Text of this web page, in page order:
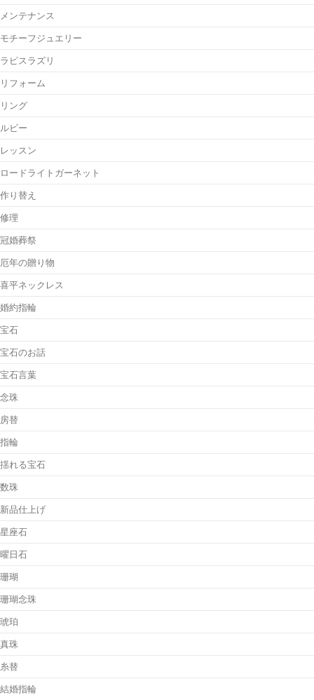
メンテナンス
モチーフジュエリー
ラピスラズリ
リフォーム
リング
ルビー
レッスン
ロードライトガーネット
作り替え
修理
冠婚葬祭
厄年の贈り物
喜平ネックレス
婚約指輪
宝石
宝石のお話
宝石言葉
念珠
房替
指輪
揺れる宝石
数珠
新品仕上げ
星座石
曜日石
珊瑚
珊瑚念珠
琥珀
真珠
糸替
結婚指輪